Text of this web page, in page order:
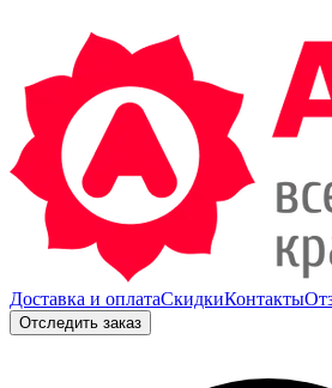
Доставка и оплатаСкидкиКонтакты
Отследить заказ